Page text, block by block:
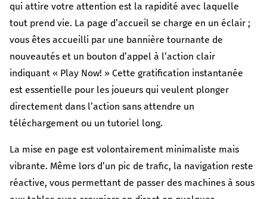
იზრუნე ცხოველების უკეთეს გარემოზე
კულტურა/ხელოვნება
შექმენი კულტურულ სივრცეები, განავითარე
კრეატიულობა შენს თემში
გაეცი მეტი
თქვენი მხარდაჭერით შევძლებთ მეტი
ცვლილებისა და მეტი განვითარების
ყველა ინიციატივა
qui attire votre attention est la rapidité avec laquelle
tout prend vie. La page d’accueil se charge en un éclair ;
vous êtes accueilli par une bannière tournante de
nouveautés et un bouton d’appel à l’action clair
indiquant « Play Now! » Cette gratification instantanée
est essentielle pour les joueurs qui veulent plonger
directement dans l’action sans attendre un
téléchargement ou un tutoriel long.
La mise en page est volontairement minimaliste mais
vibrante. Même lors d’un pic de trafic, la navigation reste
réactive, vous permettant de passer des machines à sous